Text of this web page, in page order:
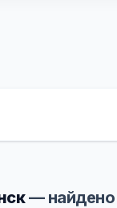
— найдено